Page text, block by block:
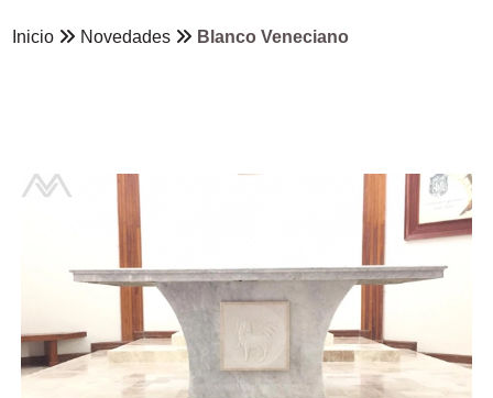
Ventajas
Inicio Novedades Blanco Veneciano